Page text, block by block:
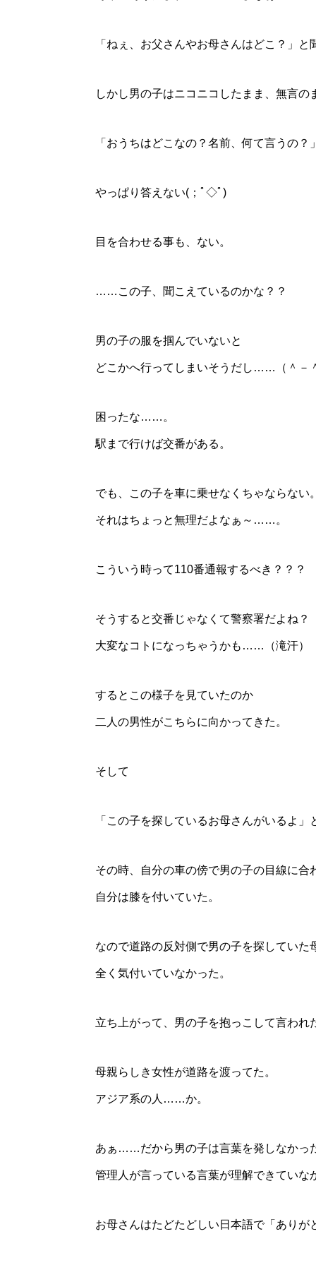
「ねぇ、お父さんやお母さんはどこ？」と
しかし男の子はニコニコしたまま、無言の
「おうちはどこなの？名前、何て言うの？」
やっぱり答えない(；ﾟ◇ﾟ)
目を合わせる事も、ない。
……この子、聞こえているのかな？？
男の子の服を掴んでいないと
どこかへ行ってしまいそうだし……（＾－
困ったな……。
駅まで行けば交番がある。
でも、この子を車に乗せなくちゃならない。
それはちょっと無理だよなぁ～……。
こういう時って110番通報するべき？？？
そうすると交番じゃなくて警察署だよね？
大変なコトになっちゃうかも……（滝汗）
するとこの様子を見ていたのか
二人の男性がこちらに向かってきた。
そして
「この子を探しているお母さんがいるよ」
その時、自分の車の傍で男の子の目線に合
自分は膝を付いていた。
なので道路の反対側で男の子を探していた
全く気付いていなかった。
立ち上がって、男の子を抱っこして言われ
母親らしき女性が道路を渡ってた。
アジア系の人……か。
あぁ……だから男の子は言葉を発しなかっ
管理人が言っている言葉が理解できてい
お母さんはたどたどしい日本語で「ありが